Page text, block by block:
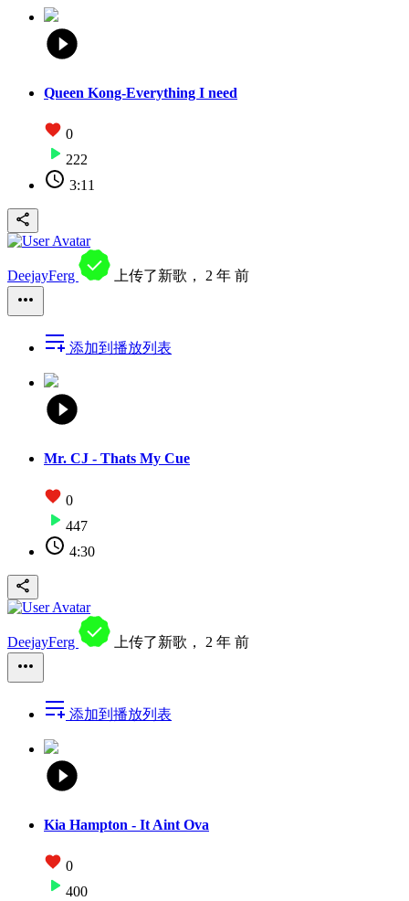
Queen Kong-Everything I need
0
222
3:11
DeejayFerg 上传了新歌， 2 年 前
添加到播放列表
Mr. CJ - Thats My Cue
0
447
4:30
DeejayFerg 上传了新歌， 2 年 前
添加到播放列表
Kia Hampton - It Aint Ova
0
400